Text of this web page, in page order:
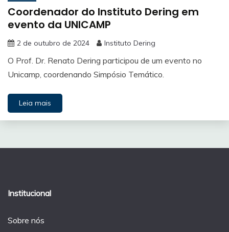
Coordenador do Instituto Dering em
evento da UNICAMP
2 de outubro de 2024 Instituto Dering
O Prof. Dr. Renato Dering participou de um evento no
Unicamp, coordenando Simpósio Temático.
Leia mais
Institucional
Sobre nós